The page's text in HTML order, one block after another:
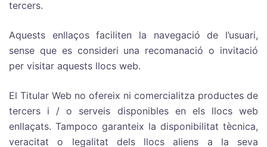
tercers.
Aquests enllaços faciliten la navegació de l’usuari,
sense que es consideri una recomanació o invitació
per visitar aquests llocs web.
El Titular Web no ofereix ni comercialitza productes de
tercers i / o serveis disponibles en els llocs web
enllaçats. Tampoco garanteix la disponibilitat tècnica,
veracitat o legalitat dels llocs aliens a la seva